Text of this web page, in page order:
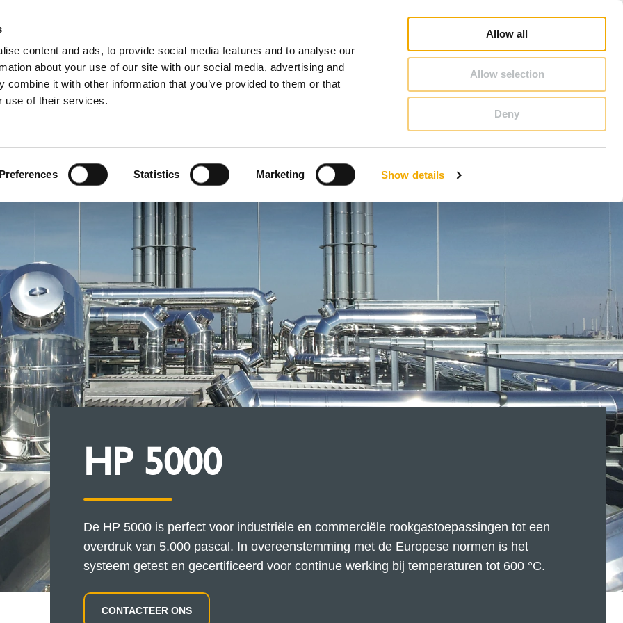
content and ads, to provide social media features and to analyse our
about your use of our site with our social media, advertising and
combine it with other information that you’ve provided to them or that
use of their services.
Preferences Statistics Marketing Show details
Allow all
Allow selection
Deny
Denemarken
Duitsland
Kroatië
Oekraïne
Servië
Republiek Zweden
Service Voor professionals
HP 5000
De HP 5000 is perfect voor industriële en commerciële rookgastoepassingen tot een
overdruk van 5.000 pascal. In overeenstemming met de Europese normen is het
systeem getest en gecertificeerd voor continue werking bij temperaturen tot 600 °C.
CONTACTEER ONS